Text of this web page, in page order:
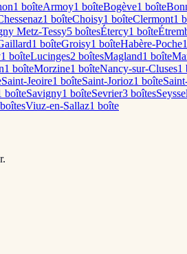
1 boîteArmoy1 boîteBogève1 boîte
1 boîteChoisy1 boîteClermont1
Metz-Tessy5 boîtesÉtercy1 boîte
1 boîteGroisy1 boîteHabère-Poche1
1 boîteLucinges2 boîtesMagland1 boîte
1 boîteMorzine1 boîteNancy-sur-Cluses1
Saint-Jeoire1 boîteSaint-Jorioz1 boîte
boîteSavigny1 boîteSevrier3 boîtesSeyssel
boîtesViuz-en-Sallaz1 boîte